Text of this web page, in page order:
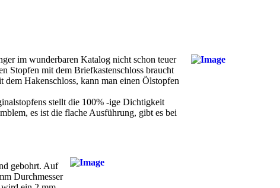
im wunderbaren Katalog nicht schon teuer
Stopfen mit dem Briefkastenschloss braucht
Hakenschloss, kann man einen Ölstopfen
stellt die 100% -ige Dichtigkeit
es ist die flache Ausführung, gibt es bei
gebohrt. Auf
Durchmesser